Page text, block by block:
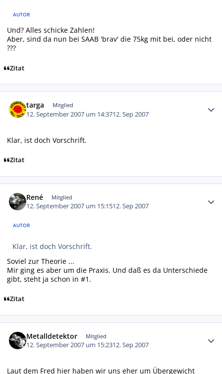
AUTOR
Und? Alles schicke Zahlen!
Aber, sind da nun bei SAAB 'brav' die 75kg mit bei, oder nicht
???
Zitat
targa Mitglied
12. September 2007 um 14:3712. Sep 2007
Klar, ist doch Vorschrift.
Zitat
René Mitglied
12. September 2007 um 15:1512. Sep 2007
AUTOR
Klar, ist doch Vorschrift.
Soviel zur Theorie ...
Mir ging es aber um die Praxis. Und daß es da Unterschiede
gibt, steht ja schon in #1.
Zitat
Metalldetektor Mitglied
12. September 2007 um 15:2312. Sep 2007
Laut dem Fred hier haben wir uns eher um Übergewicht